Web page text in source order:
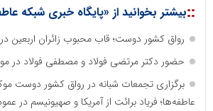
::بیشتر بخوانید از «پایگاه خبری شبکه
رواق کشور دوست؛ قاب محبوب زائران اربعین در
حضور دکتر مرتضی فولاد و مصطفی فولاد در
برگزاری تجمعات شبانه در رواق کشور دوست
عاطفه‌ها؛ فریاد برائت از آمریکا و صهیونیسم در عمود